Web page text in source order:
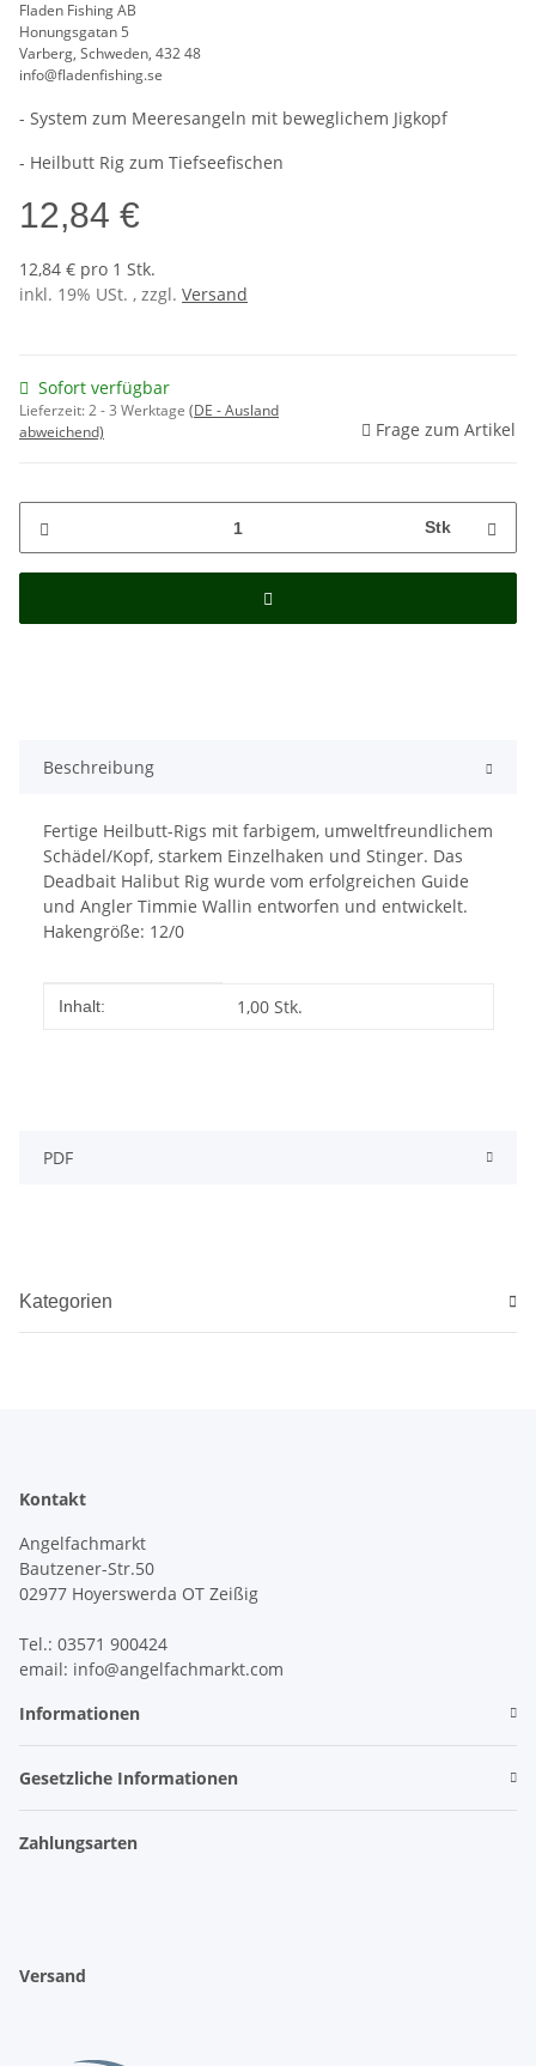
Fladen Fishing AB
Honungsgatan 5
Varberg, Schweden, 432 48
info@fladenfishing.se
- System zum Meeresangeln mit beweglichem Jigkopf
- Heilbutt Rig zum Tiefseefischen
12,84 €
12,84 € pro 1 Stk.
inkl. 19% USt. , zzgl. Versand
Sofort verfügbar
Lieferzeit:2 - 3 Werktage (DE - Ausland
abweichend)
Frage zum Artikel
Stk
Beschreibung
Fertige Heilbutt-Rigs mit farbigem, umweltfreundlichem
Schädel/Kopf, starkem Einzelhaken und Stinger. Das
Deadbait Halibut Rig wurde vom erfolgreichen Guide
und Angler Timmie Wallin entworfen und entwickelt.
Hakengröße: 12/0
Produkteigenschaft
Wert
Inhalt: 1,00 Stk.
PDF
Kategorien
Kontakt
Angelfachmarkt
Bautzener-Str.50
02977 Hoyerswerda OT Zeißig
Tel.: 03571 900424
email: info@angelfachmarkt.com
Informationen
Gesetzliche Informationen
Zahlungsarten
Versand